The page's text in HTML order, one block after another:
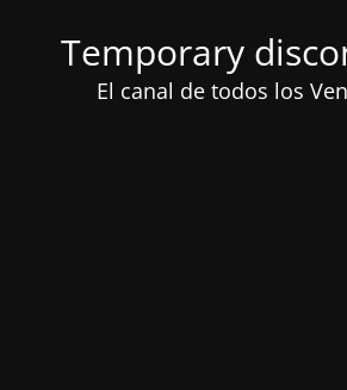
Temporary
El canal de todos los